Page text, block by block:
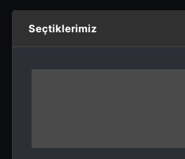
Seçtiklerimiz